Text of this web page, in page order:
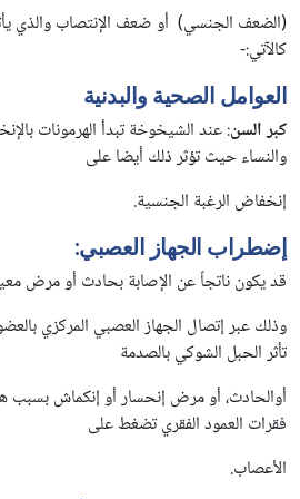
(الضعف الجنسي) أو ضعف الإنتصاب والذي
كالآتي:-
العوامل الصحية والبدنية
كبر السن: عند الشيخوخة تبدأ الهرمونات
والنساء حيث تؤثر ذلك أيضا على
إنخفاض الرغبة الجنسية.
إضطراب الجهاز العصبي:
قد يكون ناتجاً عن الإصابة بحادث أو مرض
وذلك عبر إتصال الجهاز العصبي المركزي
تأثر الحبل الشوكي بالصدمة
أوالحادث، أو مرض إنحسار أو إنكماش بسبب
فقرات العمود الفقري تضغط على
الأعصاب.